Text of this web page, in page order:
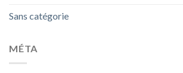
Sans catégorie
MÉTA